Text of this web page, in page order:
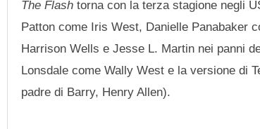
The Flash torna con la terza stagione negli
Patton come Iris West, Danielle Panabaker
Harrison Wells e Jesse L. Martin nei panni
Lonsdale come Wally West e la versione di
padre di Barry, Henry Allen).